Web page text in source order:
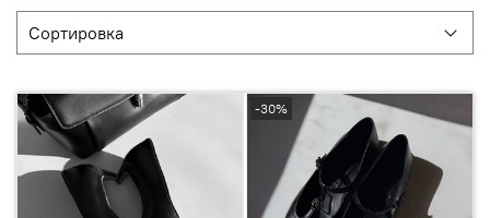
-30%